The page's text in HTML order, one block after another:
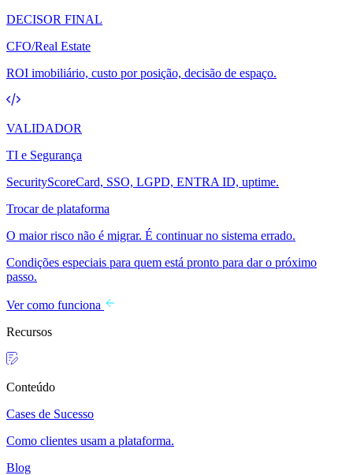
DECISOR FINAL
CFO/Real Estate
ROI imobiliário, custo por posição, decisão de espaço.
VALIDADOR
TI e Segurança
SecurityScoreCard, SSO, LGPD, ENTRA ID, uptime.
Trocar de plataforma
O maior risco não é migrar. É continuar no sistema errado.
Condições especiais para quem está pronto para dar o próximo
passo.
Ver como funciona
Recursos
Conteúdo
Cases de Sucesso
Como clientes usam a plataforma.
Blog